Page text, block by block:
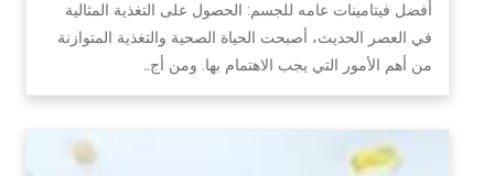
أفضل فيتامينات عامه للجسم: الحصول على التغذية المثالية
في العصر الحديث، أصبحت الحياة الصحية والتغذية المتوازنة
من أهم الأمور التي يجب الاهتمام بها. ومن أج…